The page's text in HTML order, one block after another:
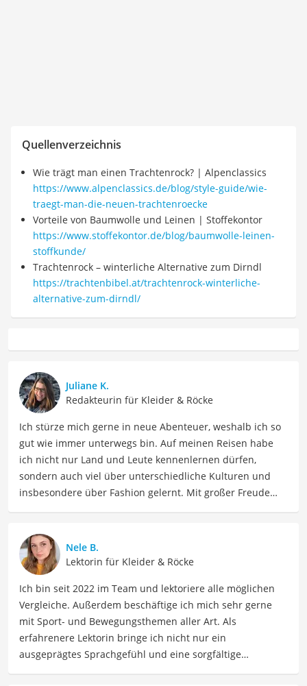
Quellenverzeichnis
Wie trägt man einen Trachtenrock? | Alpenclassics
https://www.alpenclassics.de/blog/style-guide/wie-
traegt-man-die-neuen-trachtenroecke
Vorteile von Baumwolle und Leinen | Stoffekontor
https://www.stoffekontor.de/blog/baumwolle-leinen-
stoffkunde/
Trachtenrock – winterliche Alternative zum Dirndl
https://trachtenbibel.at/trachtenrock-winterliche-
alternative-zum-dirndl/
Juliane K.
Redakteurin für Kleider & Röcke
Ich stürze mich gerne in neue Abenteuer, weshalb ich so
gut wie immer unterwegs bin. Auf meinen Reisen habe
ich nicht nur Land und Leute kennenlernen dürfen,
sondern auch viel über unterschiedliche Kulturen und
insbesondere über Fashion gelernt. Mit großer Freude
teilen. Meine Beiträge umfassen Modetrends,
Stylingtipps, Produktbewertungen und Modeinspirationen
für verschiedene Anlässe.
Der Trachtenrock-Vergleich ist aus unserer Sicht
besonders empfehlenswert fürDirndl-Fans
Nele B.
Lektorin für Kleider & Röcke
Ich bin seit 2022 im Team und lektoriere alle möglichen
Vergleiche. Außerdem beschäftige ich mich sehr gerne
mit Sport- und Bewegungsthemen aller Art. Als
erfahrenere Lektorin bringe ich nicht nur ein
ausgeprägtes Sprachgefühl und eine sorgfältige